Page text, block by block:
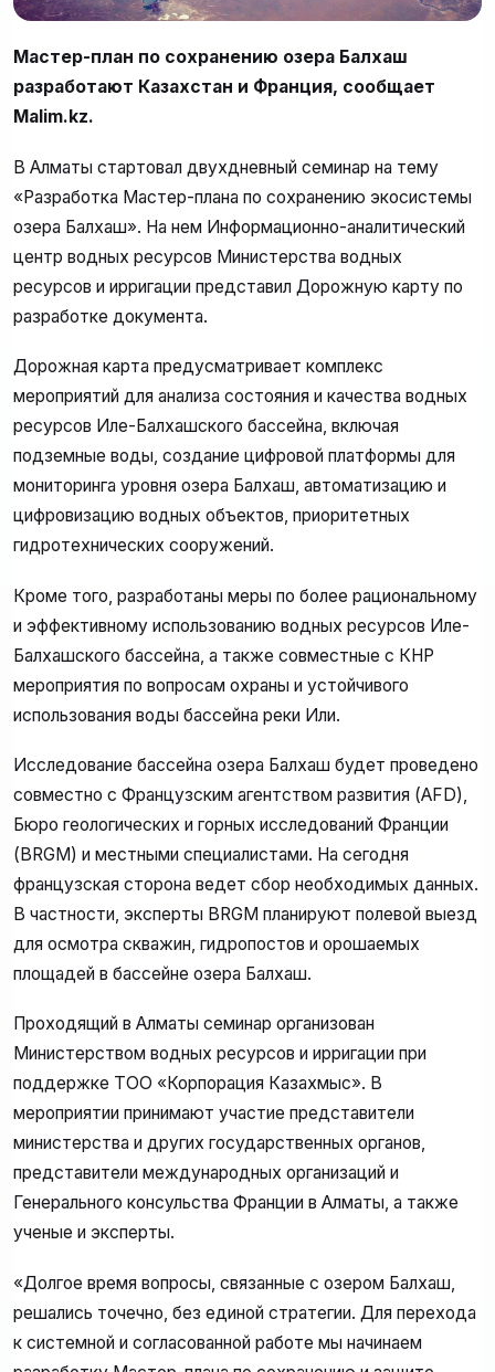
Мастер-план по сохранению озера Балхаш
разработают Казахстан и Франция, сообщает
Malim.kz.
В Алматы стартовал двухдневный семинар на тему
«Разработка Мастер-плана по сохранению экосистемы
озера Балхаш». На нем Информационно-аналитический
центр водных ресурсов Министерства водных
ресурсов и ирригации представил Дорожную карту по
разработке документа.
Дорожная карта предусматривает комплекс
мероприятий для анализа состояния и качества водных
ресурсов Иле-Балхашского бассейна, включая
подземные воды, создание цифровой платформы для
мониторинга уровня озера Балхаш, автоматизацию и
цифровизацию водных объектов, приоритетных
гидротехнических сооружений.
Кроме того, разработаны меры по более рациональному
и эффективному использованию водных ресурсов Иле-
Балхашского бассейна, а также совместные с КНР
мероприятия по вопросам охраны и устойчивого
использования воды бассейна реки Или.
Исследование бассейна озера Балхаш будет проведено
совместно с Французским агентством развития (AFD),
Бюро геологических и горных исследований Франции
(BRGM) и местными специалистами. На сегодня
французская сторона ведет сбор необходимых данных.
В частности, эксперты BRGM планируют полевой выезд
для осмотра скважин, гидропостов и орошаемых
площадей в бассейне озера Балхаш.
Проходящий в Алматы семинар организован
Министерством водных ресурсов и ирригации при
поддержке ТОО «Корпорация Казахмыс». В
мероприятии принимают участие представители
министерства и других государственных органов,
представители международных организаций и
Генерального консульства Франции в Алматы, а также
ученые и эксперты.
«Долгое время вопросы, связанные с озером Балхаш,
решались точечно, без единой стратегии. Для перехода
к системной и согласованной работе мы начинаем